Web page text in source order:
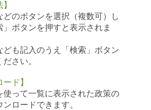
どのボタンを選択（複数可）し
」ボタンを押すと表示されま
ども記入のうえ「検索」ボタン
さい。
ード】
使って一覧に表示された政策の
ロードできます。